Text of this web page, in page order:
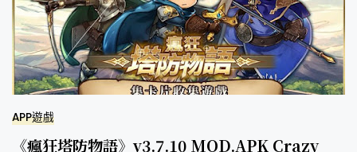
APP遊戲
《瘋狂塔防物語》v3.7.10 MOD.APK Crazy